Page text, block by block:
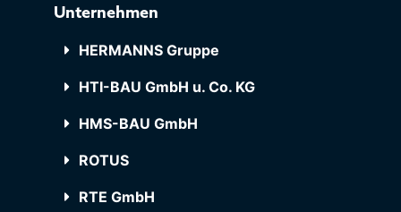
Unternehmen
HERMANNS Gruppe
HTI-BAU GmbH u. Co. KG
HMS-BAU GmbH
ROTUS
RTE GmbH